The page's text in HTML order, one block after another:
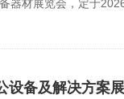
器材展览会，定于
设备及解决方案